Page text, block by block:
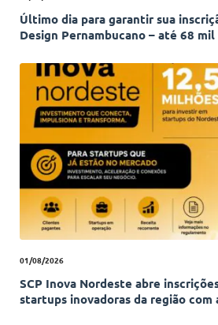
Último dia para garantir sua
Design Pernambucano – até 68
01/08/2026
SCP Inova Nordeste abre
startups inovadoras da região com